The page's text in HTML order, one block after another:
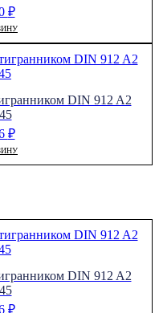
₽
DIN 912 A2
₽
DIN 912 A2
₽